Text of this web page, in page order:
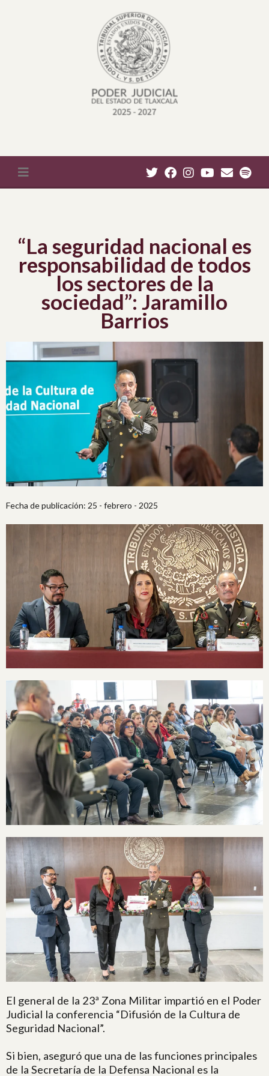
“La seguridad nacional es
responsabilidad de todos
los sectores de la
sociedad”: Jaramillo
Barrios
Fecha de publicación: 25 - febrero - 2025
El general de la 23ª Zona Militar impartió en el Poder
Judicial la conferencia “Difusión de la Cultura de
Seguridad Nacional”.
Si bien, aseguró que una de las funciones principales
de la Secretaría de la Defensa Nacional es la